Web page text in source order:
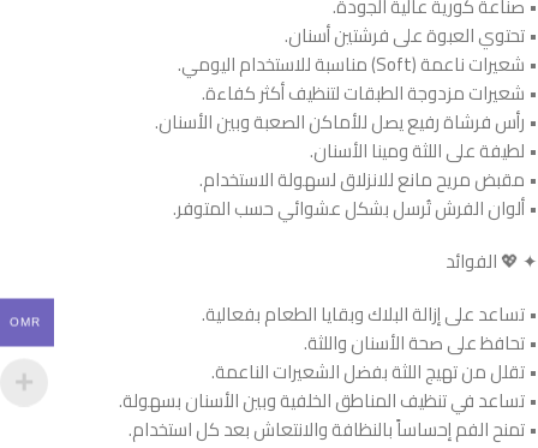
• تحتوي العبوة على فرشتين أسنان.
• شعيرات ناعمة (Soft) مناسبة للاستخدام اليومي.
• شعيرات مزدوجة الطبقات لتنظيف أكثر كفاءة.
• رأس فرشاة رفيع يصل للأماكن الصعبة وبين الأسنان.
• لطيفة على اللثة ومينا الأسنان.
• مقبض مريح مانع للانزلاق لسهولة الاستخدام.
• ألوان الفرش تُرسل بشكل عشوائي حسب المتوفر.
✦ 💖 الفوائد
• تساعد على إزالة البلاك وبقايا الطعام بفعالية.
• تحافظ على صحة الأسنان واللثة.
• تقلل من تهيج اللثة بفضل الشعيرات الناعمة.
• تساعد في تنظيف المناطق الخلفية وبين الأسنان بسهولة.
• تمنح الفم إحساساً بالنظافة والانتعاش بعد كل استخدام.
OMR